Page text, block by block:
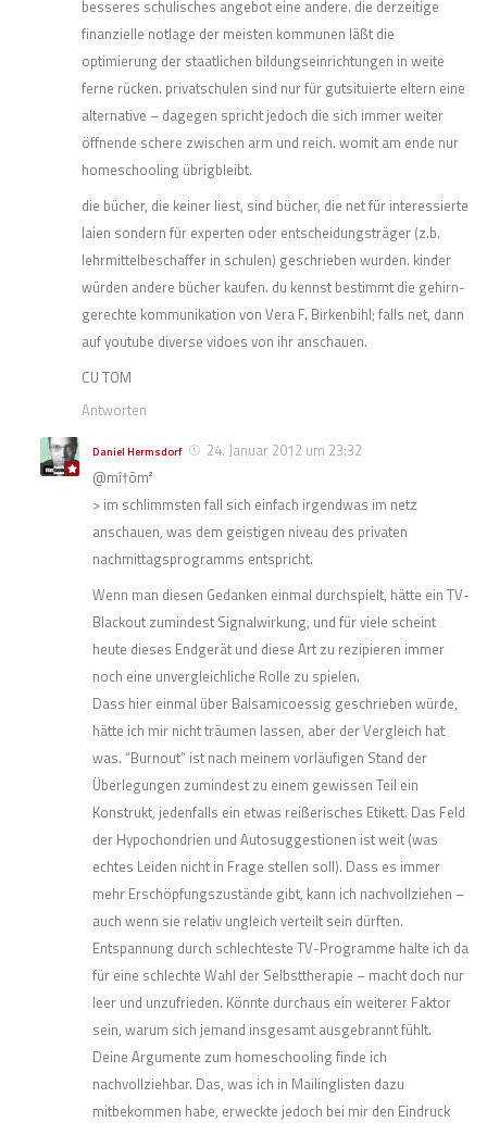
besseres schulisches angebot eine andere. die derzeitige
finanzielle notlage der meisten kommunen läßt die
optimierung der staatlichen bildungseinrichtungen in weite
ferne rücken. privatschulen sind nur für gutsituierte eltern eine
alternative – dagegen spricht jedoch die sich immer weiter
öffnende schere zwischen arm und reich. womit am ende nur
homeschooling übrigbleibt.
die bücher, die keiner liest, sind bücher, die net für interessierte
laien sondern für experten oder entscheidungsträger (z.b.
lehrmittelbeschaffer in schulen) geschrieben wurden. kinder
würden andere bücher kaufen. du kennst bestimmt die gehirn-
gerechte kommunikation von Vera F. Birkenbihl; falls net, dann
auf youtube diverse vidoes von ihr anschauen.
CU TOM
Antworten
Daniel Hermsdorf
24. Januar 2012 um 23:32
@mî†õm²
> im schlimmsten fall sich einfach irgendwas im netz
anschauen, was dem geistigen niveau des privaten
nachmittagsprogramms entspricht.
Wenn man diesen Gedanken einmal durchspielt, hätte ein TV-
Blackout zumindest Signalwirkung, und für viele scheint
heute dieses Endgerät und diese Art zu rezipieren immer
noch eine unvergleichliche Rolle zu spielen.
Dass hier einmal über Balsamicoessig geschrieben würde,
hätte ich mir nicht träumen lassen, aber der Vergleich hat
was. “Burnout” ist nach meinem vorläufigen Stand der
Überlegungen zumindest zu einem gewissen Teil ein
Konstrukt, jedenfalls ein etwas reißerisches Etikett. Das Feld
der Hypochondrien und Autosuggestionen ist weit (was
echtes Leiden nicht in Frage stellen soll). Dass es immer
mehr Erschöpfungszustände gibt, kann ich nachvollziehen –
auch wenn sie relativ ungleich verteilt sein dürften.
Entspannung durch schlechteste TV-Programme halte ich da
für eine schlechte Wahl der Selbsttherapie – macht doch nur
leer und unzufrieden. Könnte durchaus ein weiterer Faktor
sein, warum sich jemand insgesamt ausgebrannt fühlt.
Deine Argumente zum homeschooling finde ich
nachvollziehbar. Das, was ich in Mailinglisten dazu
mitbekommen habe, erweckte jedoch bei mir den Eindruck